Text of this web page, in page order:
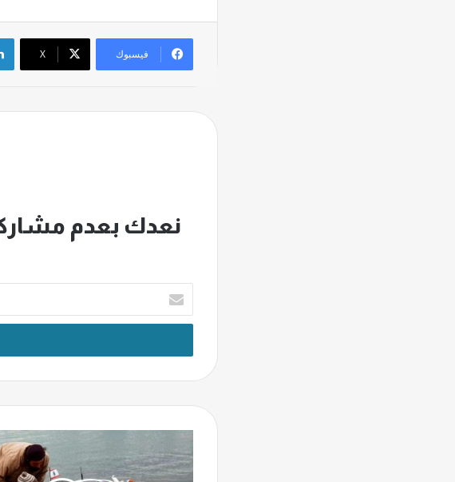
فيسبوك ‫X
نعدك بعدم
أدخل
بريدك
الإلكتروني
صُنع
في
عكار: